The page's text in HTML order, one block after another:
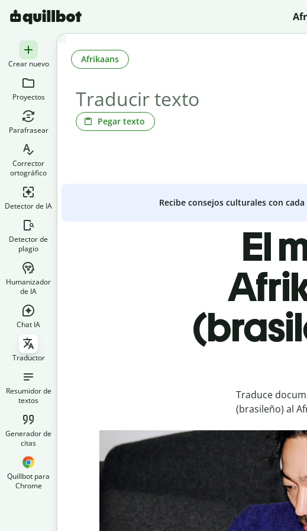
Crear nuevo
Proyectos
Parafrasear
Corrector
ortográfico
Detector de IA
Detector de
plagio
Humanizador
de IA
Chat IA
Traductor
Resumidor de
textos
Generador de
citas
Quillbot para
Chrome
Pegar texto
Afrikaans
Recibe consejos culturales con
El
Traduce
(brasileño) al